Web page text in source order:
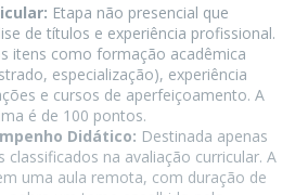
Etapa não presencial que
de títulos e experiência profissional.
itens como formação acadêmica
especialização), experiência
e cursos de aperfeiçoamento. A
é de 100 pontos.
Didático: Destinada apenas
classificados na avaliação curricular. A
uma aula remota, com duração de